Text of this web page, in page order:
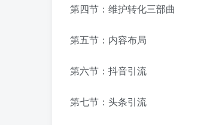
第四节：维护转化三部曲
第五节：内容布局
第六节：抖音引流
第七节：头条引流